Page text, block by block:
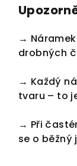
→
drobných
→ Každý
tvaru – to
→ Při
se o